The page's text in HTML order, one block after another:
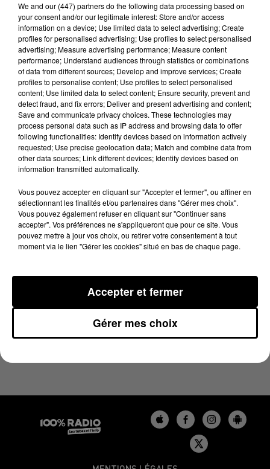
Lecture (4 min 11 sec)
100%
1er juin 2026 - 4 min 11 sec
LES INFOS DU TARN DU 01/06/2026 À 08H00
We and our (447) partnersdo the following data processing based on
your consent and/or our legitimate interest: Store and/or access
information on a device; Use limited data to select advertising; Create
profiles for personalised advertising; Use profiles to select personalised
advertising; Measure advertising performance; Measure content
performance; Understand audiences through statistics or combinations
of data from different sources; Develop and improve services; Create
profiles to personalise content; Use profiles to select personalised
content; Use limited data to select content; Ensure security, prevent and
detect fraud, and fix errors; Deliver and present advertising and content;
Save and communicate privacy choices. These technologies may
process personal data such as IP address and browsing data to offer
following functionalities: Identify devices based on information actively
requested; Use precise geolocation data; Match and combine data from
other data sources; Link different devices; Identify devices based on
information transmitted automatically.
Vous pouvez accepter en cliquant sur "Accepter et fermer", ou affiner en
sélectionnant les finalités et/ou partenaires dans "Gérer mes choix".
Vous pouvez également refuser en cliquant sur "Continuer sans
accepter". Vos préférences ne s'appliqueront que pour ce site. Vous
pouvez mettre à jour vos choix, ou retirer votre consentement à tout
moment via le lien "Gérer les cookies" situé en bas de chaque page.
Gérer mes choix
Accepter et fermer